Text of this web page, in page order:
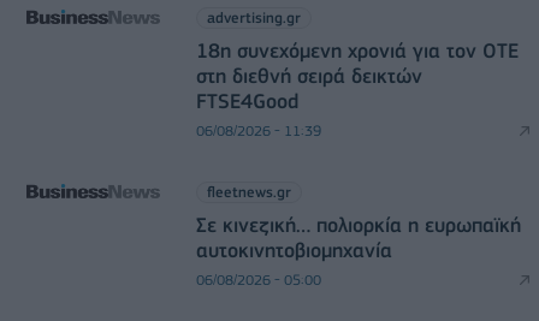
advertising.gr
18η συνεχόμενη χρονιά για τον ΟΤΕ
στη διεθνή σειρά δεικτών
FTSE4Good
06/08/2026 - 11:39
fleetnews.gr
Σε κινεζική… πολιορκία η ευρωπαϊκή
αυτοκινητοβιομηχανία
06/08/2026 - 05:00